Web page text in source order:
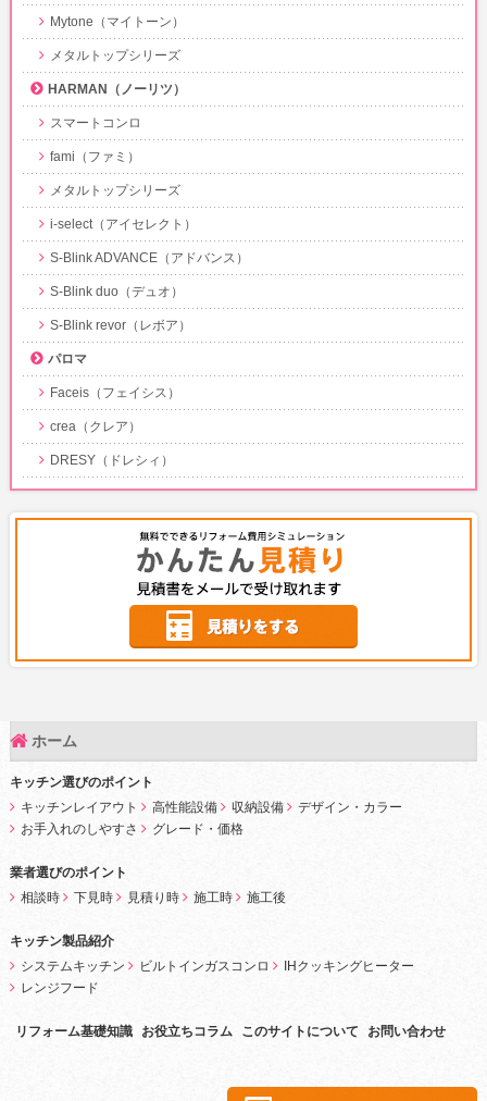
Mytone（マイトーン）
メタルトップシリーズ
HARMAN（ノーリツ）
スマートコンロ
fami（ファミ）
メタルトップシリーズ
i-select（アイセレクト）
S-Blink ADVANCE（アドバンス）
S-Blink duo（デュオ）
S-Blink revor（レボア）
パロマ
Faceis（フェイシス）
crea（クレア）
DRESY（ドレシィ）
ホーム
キッチン選びのポイント
キッチンレイアウト
高性能設備 収納設備
デザイン・カラー
お手入れのしやすさ
グレード・価格
業者選びのポイント
相談時
下見時 見積り時 施工時 施工後
キッチン製品紹介
システムキッチン
ビルトインガスコンロ
IHクッキングヒーター
レンジフード
リフォーム基礎知識 お役立ちコラム このサイトについて お問い合わせ